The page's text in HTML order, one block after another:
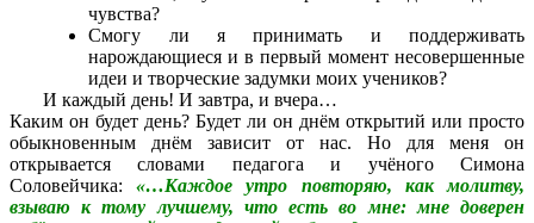
чувства?
Смогу ли я принимать и поддерживать
нарождающиеся и в первый момент несовершенные
идеи и творческие задумки моих учеников?
И каждый день! И завтра, и вчера…
Каким он будет день? Будет ли он днём открытий или просто
обыкновенным днём зависит от нас. Но для меня он
открывается словами педагога и учёного Симона
Соловейчика:«…Каждое утро повторяю, как молитву,
взываю к тому лучшему, что есть во мне: мне доверен